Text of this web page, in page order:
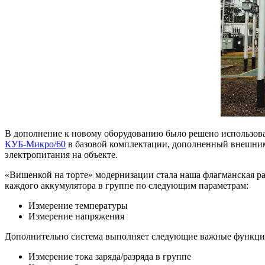
В дополнение к новому оборудованию было решено
КУБ-Микро/60 в базовой комплектации, дополненный
электропитания на объекте.
«Вишенкой на торте» модернизации стала наша флагманская
каждого аккумулятора в группе по следующим параметрам:
Измерение температуры
Измерение напряжения
Дополнительно система выполняет следующие важные
Измерение тока заряда/разряда в группе